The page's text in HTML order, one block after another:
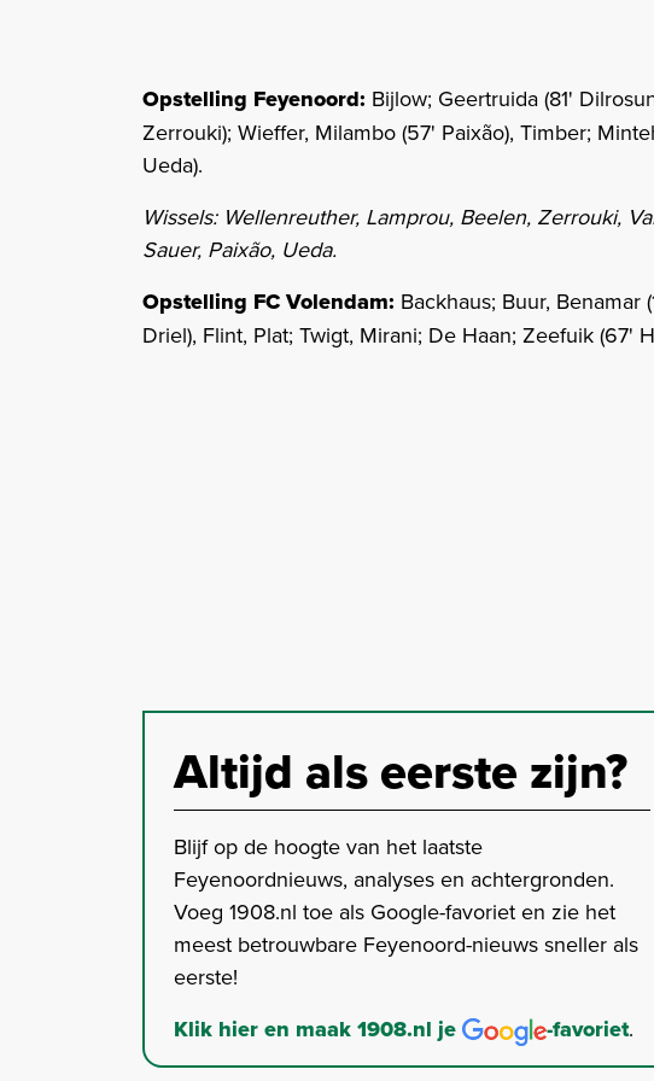
Opstelling Feyenoord: Bijlow; Geertruida (81'
Zerrouki); Wieffer, Milambo (57' Paixão), Timber;
Ueda).
Wissels: Wellenreuther, Lamprou, Beelen, Zerrouki,
Sauer, Paixão, Ueda.
Opstelling FC Volendam: Backhaus; Buur, Benamar
Driel), Flint, Plat; Twigt, Mirani; De Haan; Zeefuik (67'
Altijd als eerste zijn?
Blijf op de hoogte van het laatste
Feyenoordnieuws, analyses en achtergronden.
Voeg 1908.nl toe als Google-favoriet en zie het
meest betrouwbare Feyenoord-nieuws sneller als
eerste!
Klik hier en maak 1908.nl je -favoriet.